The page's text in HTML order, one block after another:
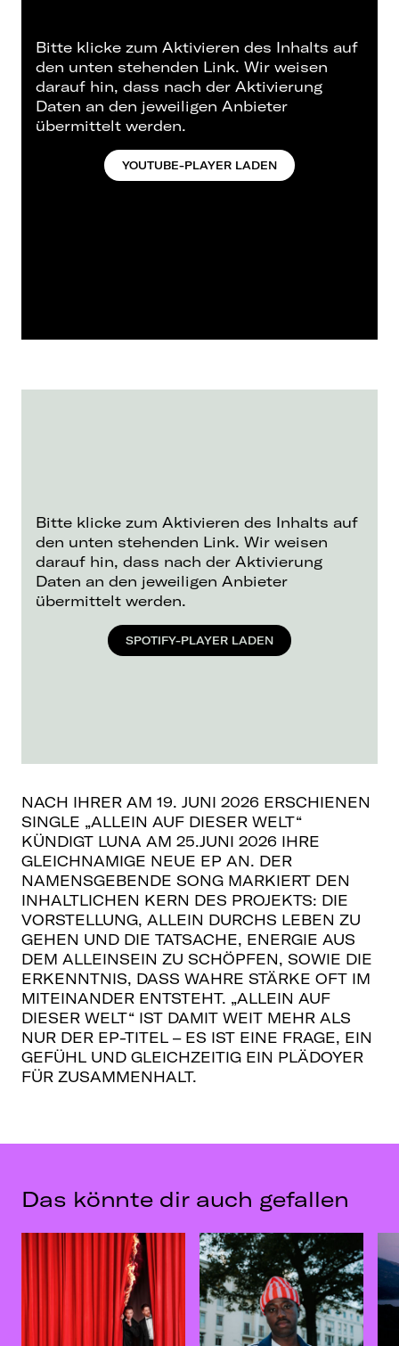
Bitte klicke zum Aktivieren des Inhalts auf
den unten stehenden Link. Wir weisen
darauf hin, dass nach der Aktivierung
Daten an den jeweiligen Anbieter
übermittelt werden.
YOUTUBE-PLAYER LADEN
Bitte klicke zum Aktivieren des Inhalts auf
den unten stehenden Link. Wir weisen
darauf hin, dass nach der Aktivierung
Daten an den jeweiligen Anbieter
übermittelt werden.
SPOTIFY-PLAYER LADEN
NACH IHRER AM 19. JUNI 2026 ERSCHIENEN
SINGLE „ALLEIN AUF DIESER WELT“
KÜNDIGT LUNA AM 25.JUNI 2026 IHRE
GLEICHNAMIGE NEUE EP AN. DER
NAMENSGEBENDE SONG MARKIERT DEN
INHALTLICHEN KERN DES PROJEKTS: DIE
VORSTELLUNG, ALLEIN DURCHS LEBEN ZU
GEHEN UND DIE TATSACHE, ENERGIE AUS
DEM ALLEINSEIN ZU SCHÖPFEN, SOWIE DIE
ERKENNTNIS, DASS WAHRE STÄRKE OFT IM
MITEINANDER ENTSTEHT. „ALLEIN AUF
DIESER WELT“ IST DAMIT WEIT MEHR ALS
NUR DER EP-TITEL – ES IST EINE FRAGE, EIN
GEFÜHL UND GLEICHZEITIG EIN PLÄDOYER
FÜR ZUSAMMENHALT.
Das könnte dir auch gefallen